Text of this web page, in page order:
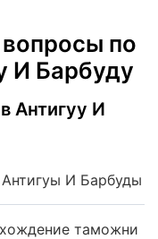
по
И Барбуду
Антигуу И
И Барбуды
таможни